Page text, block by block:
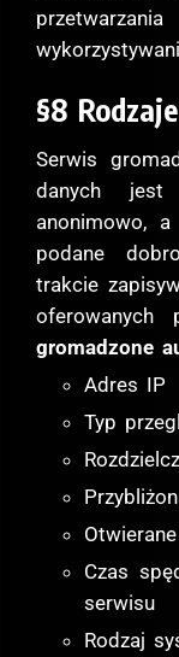
§8
Serwis
danych jest
anonimowo,
podane
trakcie
oferowanych
gromadzone
Adres IP
Typ
Czas
serwisu
Rodzaj